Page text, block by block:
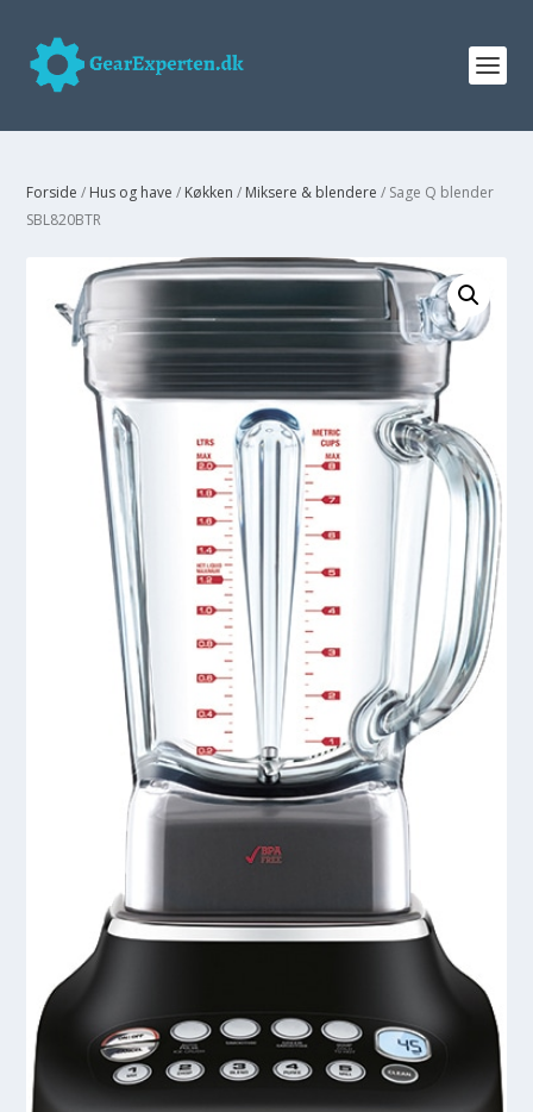
Forside / Hus og have / Køkken / Miksere & blendere / Sage Q blender
SBL820BTR